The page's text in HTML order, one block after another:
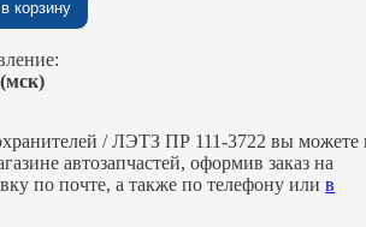
/ ЛЭТЗ ПР 111-3722 вы можете
автозапчастей, оформив заказ на
по почте, а также по телефону илив